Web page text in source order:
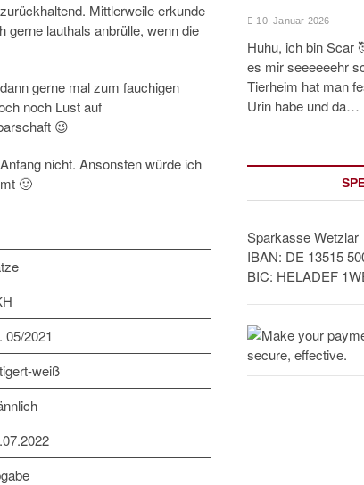
Mittlerweile erkunde
lauthals anbrülle, wenn die
gerne mal zum fauchigen
noch Lust auf
😉
nicht. Ansonsten würde ich
🙂
05/2021
weiß
10. Januar 2026
Huhu, ich bin Scar
es mir seeeeeehr
Tierheim hat man
Urin habe und da…
Sparkasse Wetzlar
IBAN: DE 13515
BIC: HELADEF